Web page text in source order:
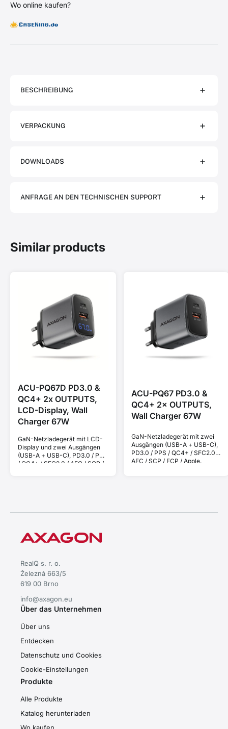
Wo online kaufen?
BESCHREIBUNG
VERPACKUNG
DOWNLOADS
ANFRAGE AN DEN TECHNISCHEN SUPPORT
Similar products
ACU-PQ67D PD3.0 &
QC4+ 2x OUTPUTS,
LCD-Display, Wall
Charger 67W
GaN-Netzladegerät mit LCD-
Display und zwei Ausgängen
(USB-A + USB-C), PD3.0 / PPS
/ QC4+ / SFC2.0 / AFC / SCP /
ACU-PQ67 PD3.0 &
QC4+ 2× OUTPUTS,
Wall Charger 67W
GaN-Netzladegerät mit zwei
Ausgängen (USB-A + USB-C),
PD3.0 / PPS / QC4+ / SFC2.0 /
AFC / SCP / FCP / Apple.
RealQ s. r. o.
Železná 663/5
619 00 Brno
info@axagon.eu
Über das Unternehmen
Über uns
Entdecken
Datenschutz und Cookies
Cookie-Einstellungen
Produkte
Alle Produkte
Katalog herunterladen
Wo kaufen